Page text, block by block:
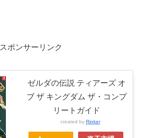
スポンサーリンク
ゼルダの伝説 ティアーズ オ
ブ ザ キングダム ザ・コンプ
リートガイド
created by Rinker